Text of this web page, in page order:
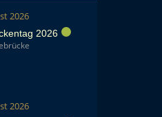
2026
2026
2026